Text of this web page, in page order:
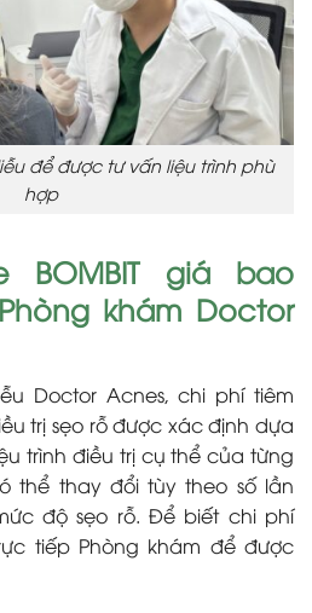
để được tư vấn liệu trình phù
hợp
BOMBIT giá bao
khám Doctor
Doctor Acnes, chi phí tiêm
trị sẹo rỗ được xác định dựa
trình điều trị cụ thể của từng
thể thay đổi tùy theo số lần
độ sẹo rỗ. Để biết chi phí
tiếp Phòng khám để được